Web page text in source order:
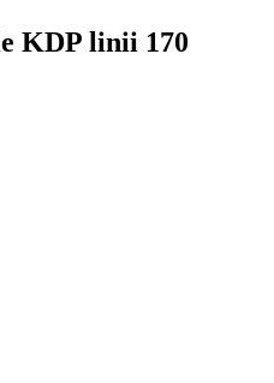
KDP linii 170